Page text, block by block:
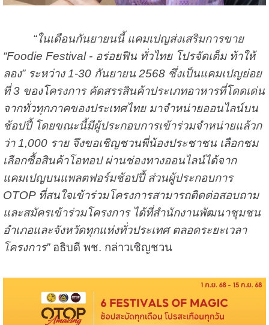
“ในเดือนกันยายนนี้ แคมเปญส่งเสริมการขาย
“Foodie Festival - อร่อยฟิน ทั่วไทย โปรจัดเต็ม ท้าให้
ลอง” ระหว่าง 1-30 กันยายน 2568 ซึ่งเป็นแคมเปญย่อย
ที่ 3 ของโครงการ คัดสรรสินค้าประเภทอาหารที่โดดเด่น
จากทั่วทุกภาคของประเทศไทย มาจำหน่ายออนไลน์บน
ช้อปปี้ โดยขณะนี้มีผู้ประกอบการเข้าร่วมจำหน่ายแล้วก
ว่า 1,000 ราย จึงขอเชิญชวนพี่น้องประชาชน เลือกชม
เลือกซื้อสินค้าโอทอป ผ่านช่องทางออนไลน์ได้จาก
แคมเปญบนแพลตฟอร์มช้อปปี้ ส่วนผู้ประกอบการ
OTOP ที่สนใจเข้าร่วมโครงการสามารถติดต่อสอบถาม
และสมัครเข้าร่วมโครงการ ได้ที่สำนักงานพัฒนาชุมชน
อำเภอและจังหวัดทุกแห่งทั่วประเทศ ตลอดระยะเวลา
โครงการ”อธิบดี พช. กล่าวเชิญชวน